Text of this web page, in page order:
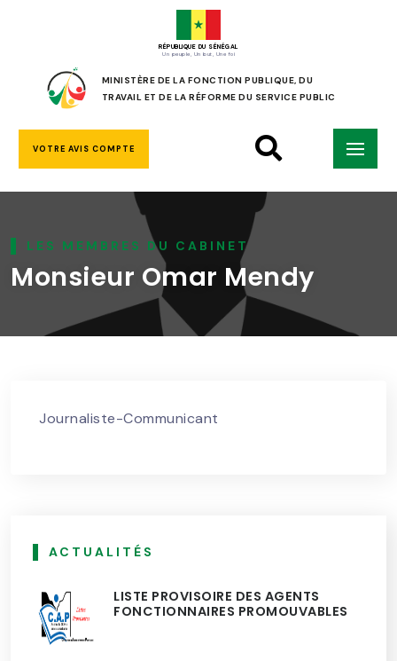
RÉPUBLIQUE DU SÉNÉGAL
Un peuple, Un but, Une foi
MINISTÈRE DE LA FONCTION PUBLIQUE, DU
TRAVAIL ET DE LA RÉFORME DU SERVICE PUBLIC
VOTRE AVIS COMPTE
LES MEMBRES DU CABINET
Monsieur Omar Mendy
Journaliste-Communicant
ACTUALITÉS
LISTE PROVISOIRE DES AGENTS
FONCTIONNAIRES PROMOUVABLES